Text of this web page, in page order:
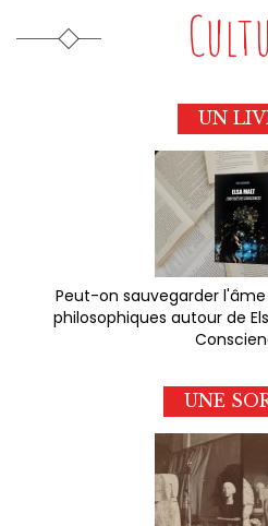
UN
Peut-on sauvegarder
philosophiques autour de
UNE